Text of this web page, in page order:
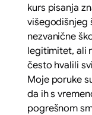
kurs pisanja
višegodišnjeg
nezvanične
legitimitet, ali
često hvalili
Moje poruke
da ih s
pogrešnom